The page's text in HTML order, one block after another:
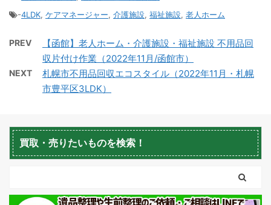
蘭越町不用品回収 黒松内町不用品回収
-4LDK, ケアマネージャー, 介護施設, 福祉施設, 老人ホーム
PREV
【函館】老人ホーム・介護施設・福祉施設 不用品回
収片付け作業（2022年11月/函館市）
NEXT
札幌市不用品回収エコスタイル（2022年11月・札幌
市豊平区3LDK）
買取・売りたいものを検索！